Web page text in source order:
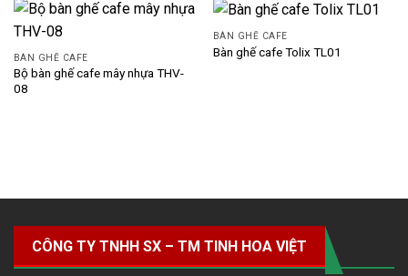
BÀN GHẾ CAFE
Bộ bàn ghế cafe mây nhựa THV-
08
BÀN GHẾ CAFE
Bàn ghế cafe Tolix TL01
CÔNG TY TNHH SX – TM TINH HOA VIỆT